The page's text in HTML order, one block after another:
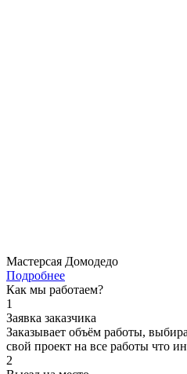
Мастерсая Домодедо
Подробнее
Как мы работаем?
1
Заявка заказчика
Заказывает объём работы,
свой проект на все работы что
2